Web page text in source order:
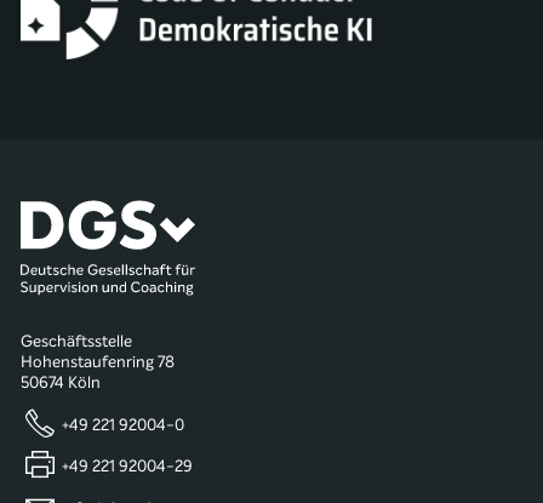
Geschäftsstelle
Hohenstaufenring 78
50674 Köln
+49 221 92004-0
+49 221 92004-29